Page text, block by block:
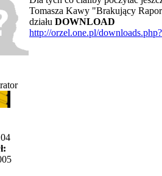
Tomasza Kawy "Brakujący
działu DOWNLOAD
http://orzel.one.pl/